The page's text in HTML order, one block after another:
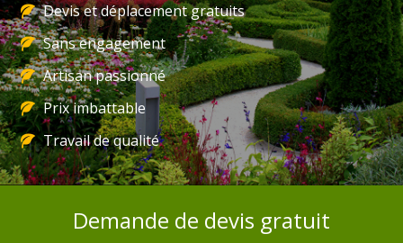
Devis et déplacement gratuits
Sans engagement
Artisan passionné
Prix imbattable
Travail de qualité
Demande de devis gratuit